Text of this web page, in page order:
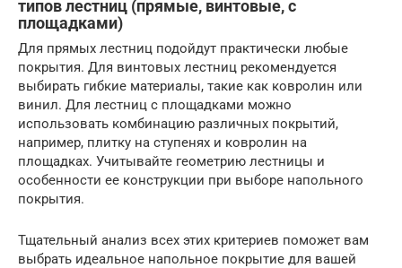
типов лестниц (прямые, винтовые, с
площадками)
Для прямых лестниц подойдут практически любые
покрытия. Для винтовых лестниц рекомендуется
выбирать гибкие материалы, такие как ковролин или
винил. Для лестниц с площадками можно
использовать комбинацию различных покрытий,
например, плитку на ступенях и ковролин на
площадках. Учитывайте геометрию лестницы и
особенности ее конструкции при выборе напольного
покрытия.
Тщательный анализ всех этих критериев поможет вам
выбрать идеальное напольное покрытие для вашей